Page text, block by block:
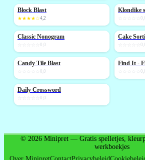
NIEUW
Block Blast
★★★★☆4,2
NIEUW
Klondike
0,0
NIEUW
Classic Nonogram
0,0
NIEUW
Cake
0,0
NIEUW
Candy Tile Blast
0,0
NIEUW
Find It -
0,0
NIEUW
Daily Crossword
0,0
© 2026 Minipret — Gratis spelletjes,
werkboekjes